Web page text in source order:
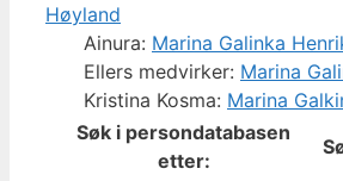
Høyland
Ainura: Marina Galinka
Ellers medvirker: Marina
Kristina Kosma: Marina
Søk i persondatabasen
etter: